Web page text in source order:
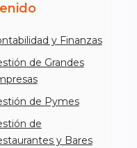
y Finanzas
de Grandes
de Pymes
de
y Bares